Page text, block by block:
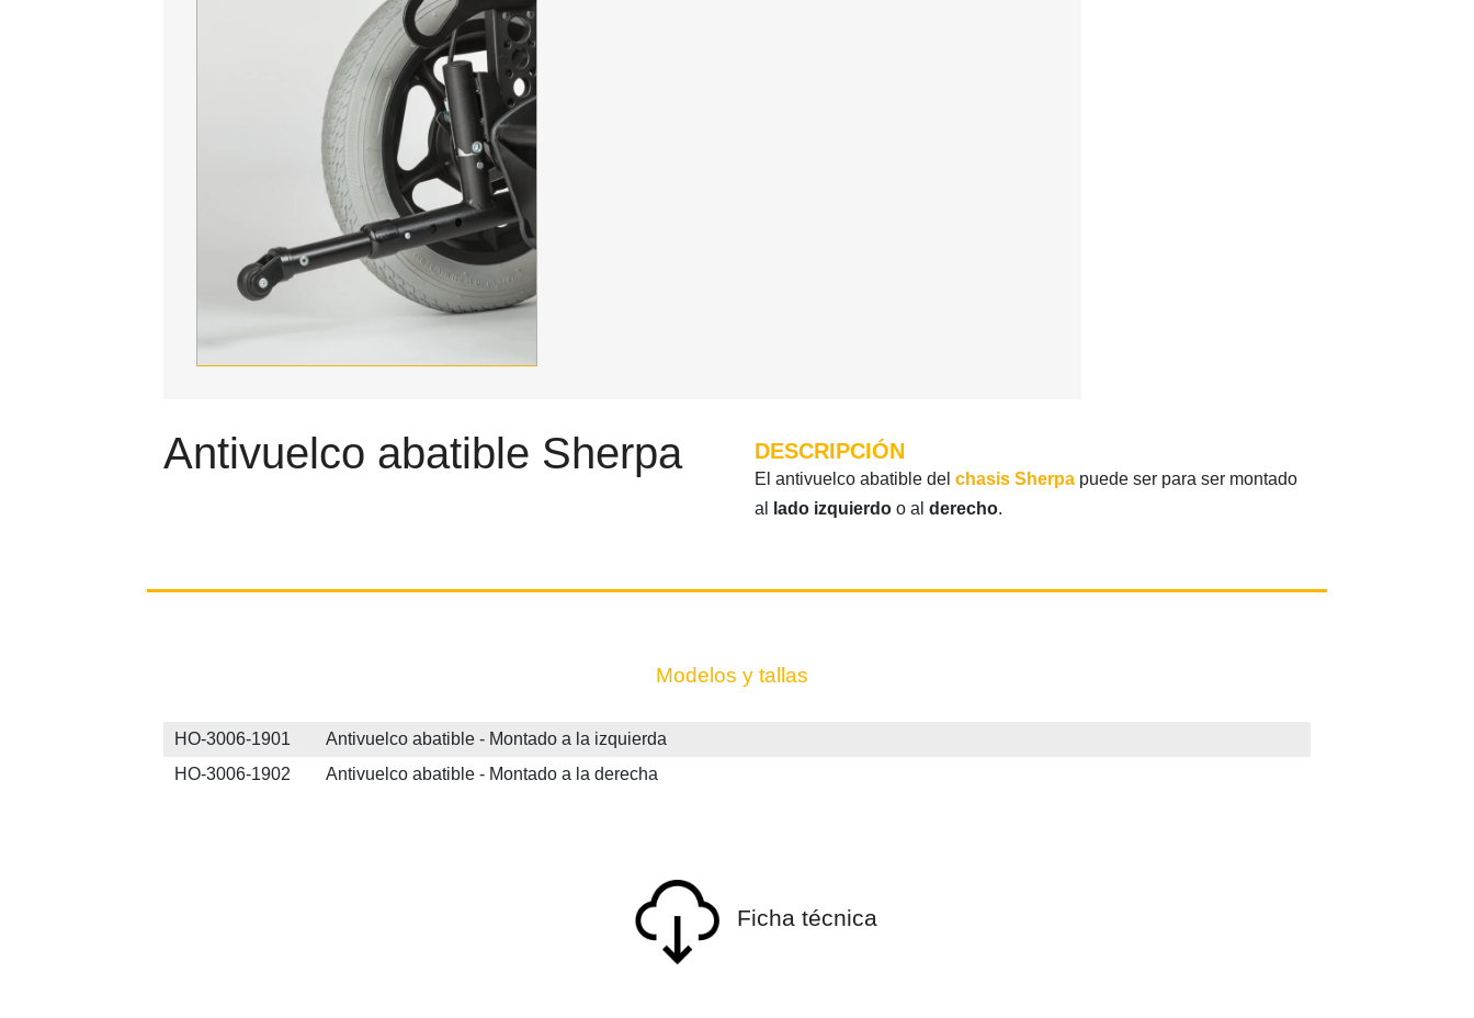
Antivuelco abatible Sherpa DESCRIPCIÓN
El antivuelco abatible del chasis Sherpapuede ser para ser montado
al
lado izquierdoo al derecho.
Modelos y tallas
HO-3006-1901 Antivuelco abatible - Montado a la izquierda
HO-3006-1902 Antivuelco abatible - Montado a la derecha
Ficha técnica